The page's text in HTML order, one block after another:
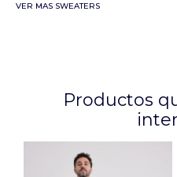
VER MAS SWEATERS
Productos